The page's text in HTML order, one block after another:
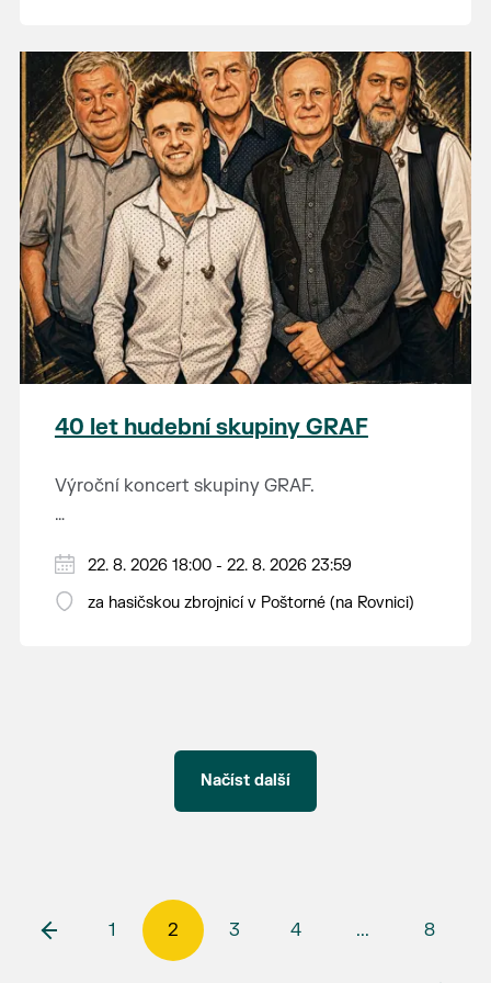
40 let hudební skupiny GRAF
Výroční koncert skupiny GRAF.
hity z dob jejích začátků a na pódiu se znovu
představí i bývalí členové kapely GRAF, kteří
22. 8. 2026 18:00 - 22. 8. 2026 23:59
za hasičskou zbrojnicí v Poštorné (na Rovnici)
Načíst další
1 2 3 4 ... 8